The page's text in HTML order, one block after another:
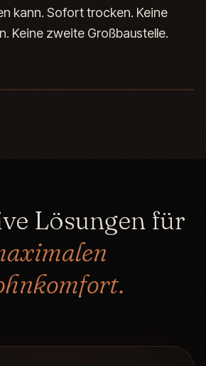
kann. Sofort trocken. Keine
Keine zweite Großbaustelle.
Lösungen für